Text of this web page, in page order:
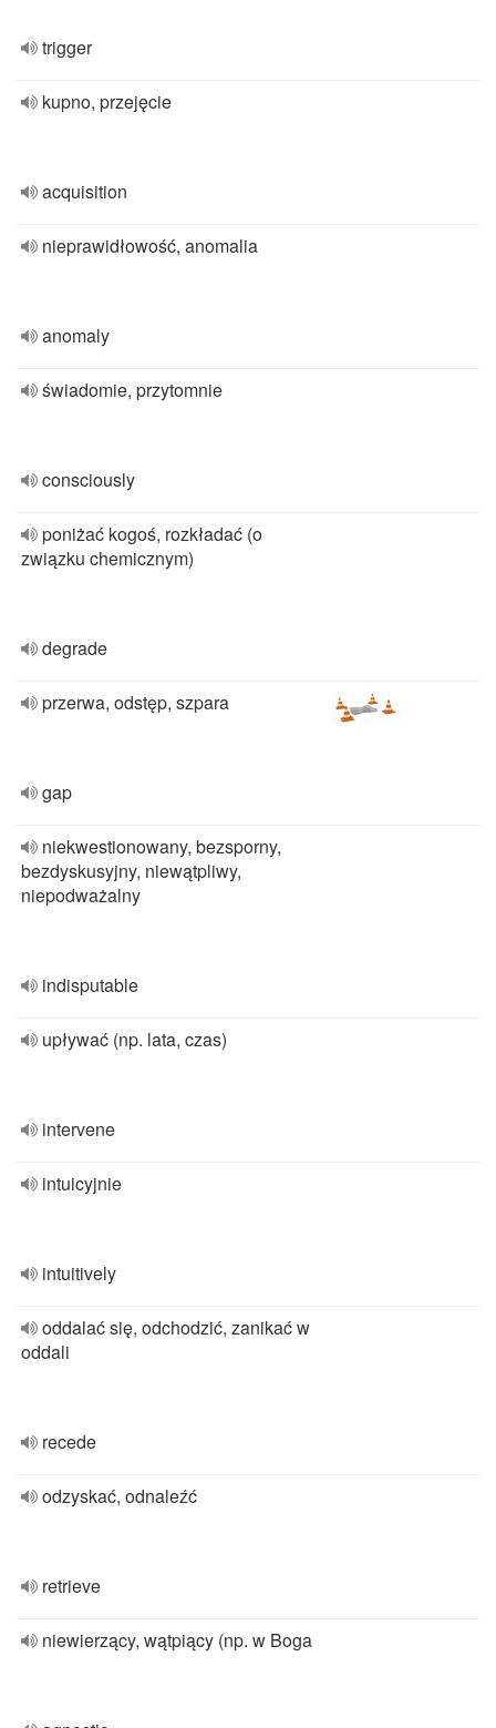
trigger
kupno, przejęcie
acquisition
nieprawidłowość, anomalia
anomaly
świadomie, przytomnie
consciously
poniżać kogoś, rozkładać (o
związku chemicznym)
degrade
przerwa, odstęp, szpara
gap
niekwestionowany, bezsporny,
bezdyskusyjny, niewątpliwy,
niepodważalny
indisputable
upływać (np. lata, czas)
intervene
intuicyjnie
intuitively
oddalać się, odchodzić, zanikać w
oddali
recede
odzyskać, odnaleźć
retrieve
niewierzący, wątpiący (np. w Boga